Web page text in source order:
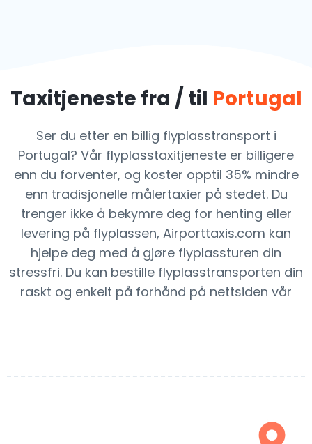
Taxitjeneste fra / til Portugal
Ser du etter en billig flyplasstransport i
Portugal? Vår flyplasstaxitjeneste er billigere
enn du forventer, og koster opptil 35% mindre
enn tradisjonelle målertaxier på stedet. Du
trenger ikke å bekymre deg for henting eller
levering på flyplassen, Airporttaxis.com kan
hjelpe deg med å gjøre flyplassturen din
stressfri. Du kan bestille flyplasstransporten din
raskt og enkelt på forhånd på nettsiden vår